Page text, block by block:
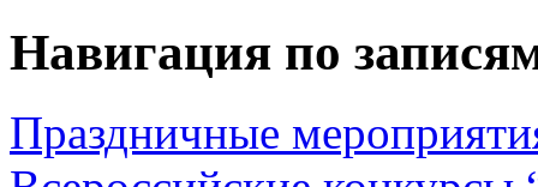
Навигация по
Праздничные